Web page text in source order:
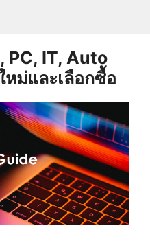
PC, IT, Auto
หม่และเลือกซื้อ